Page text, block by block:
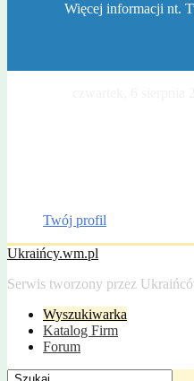
Więcej informacji nt.
Twój profil
Ukraińcy.wm.pl
Serwis tworzony przez
Wyszukiwarka
Katalog Firm
Forum